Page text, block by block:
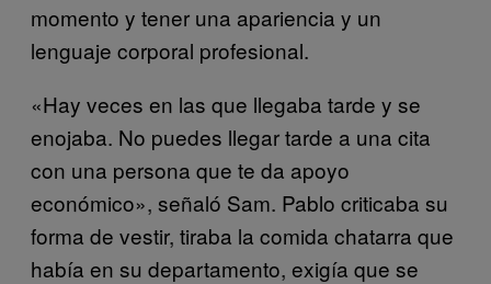
momento y tener una apariencia y un
lenguaje corporal profesional.
«Hay veces en las que llegaba tarde y se
enojaba. No puedes llegar tarde a una cita
con una persona que te da apoyo
económico», señaló Sam. Pablo criticaba su
forma de vestir, tiraba la comida chatarra que
había en su departamento, exigía que se